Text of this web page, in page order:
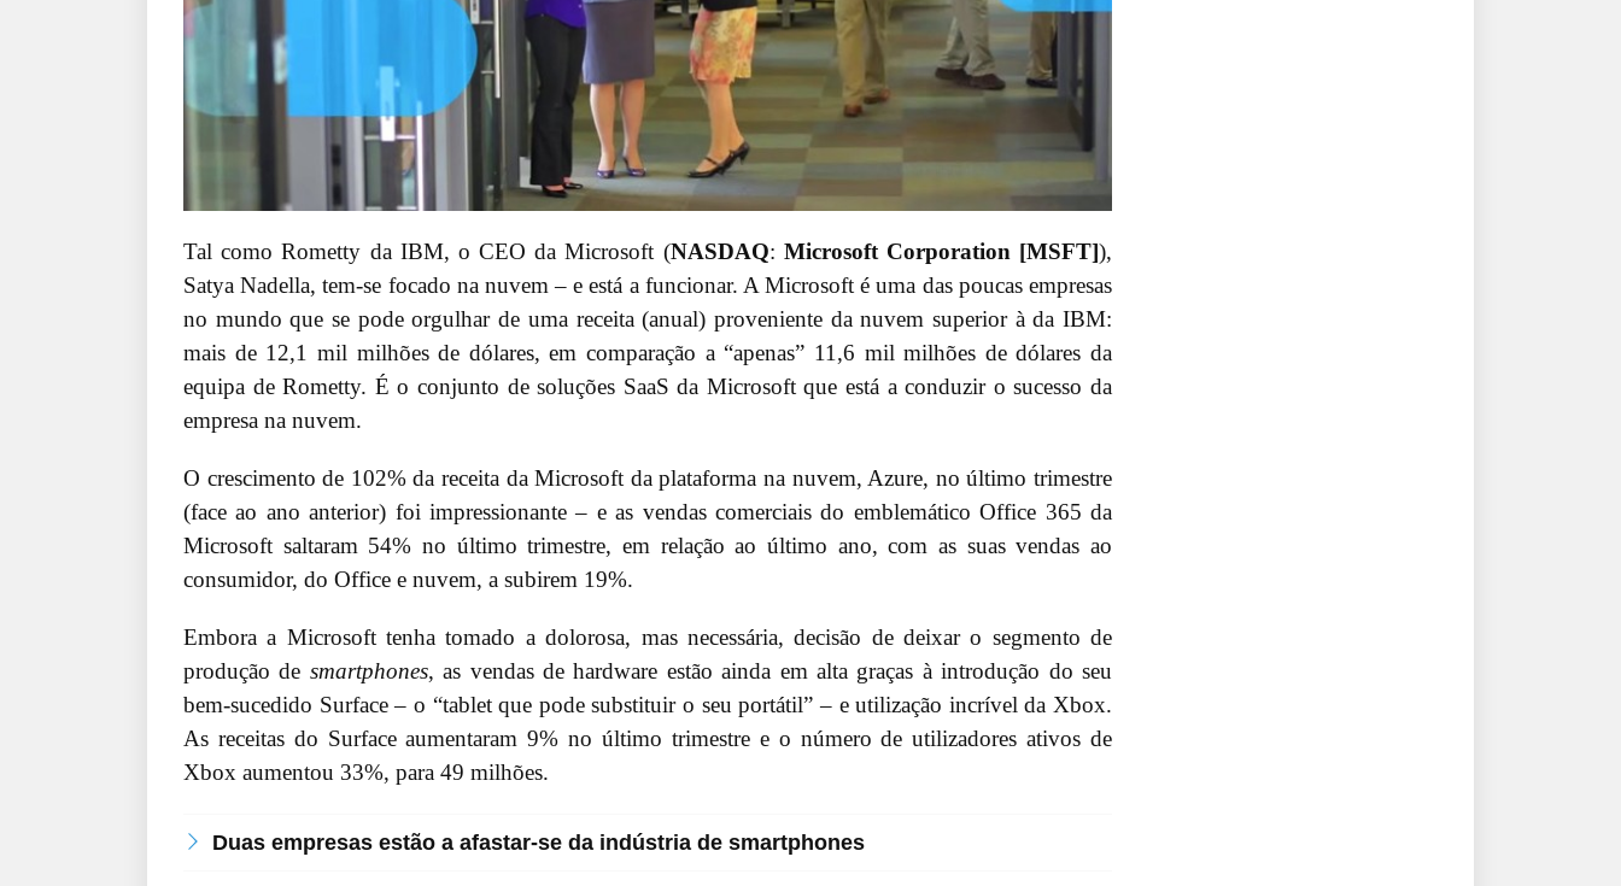
Tal como Rometty da IBM, o CEO da Microsoft (NASDAQ: Microsoft Corporation [MSFT]),
Satya Nadella, tem-se focado na nuvem – e está a funcionar. A Microsoft é uma das poucas empresas
no mundo que se pode orgulhar de uma receita (anual) proveniente da nuvem superior à da IBM:
mais de 12,1 mil milhões de dólares, em comparação a “apenas” 11,6 mil milhões de dólares da
equipa de Rometty. É o conjunto de soluções SaaS da Microsoft que está a conduzir o sucesso da
empresa na nuvem.
O crescimento de 102% da receita da Microsoft da plataforma na nuvem, Azure, no último trimestre
(face ao ano anterior) foi impressionante – e as vendas comerciais do emblemático Office 365 da
Microsoft saltaram 54% no último trimestre, em relação ao último ano, com as suas vendas ao
consumidor, do Office e nuvem, a subirem 19%.
Embora a Microsoft tenha tomado a dolorosa, mas necessária, decisão de deixar o segmento de
produção de smartphones, as vendas de hardware estão ainda em alta graças à introdução do seu
bem-sucedido Surface – o “tablet que pode substituir o seu portátil” – e utilização incrível da Xbox.
As receitas do Surface aumentaram 9% no último trimestre e o número de utilizadores ativos de
Xbox aumentou 33%, para 49 milhões.
Duas empresas estão a afastar-se da indústria de smartphones